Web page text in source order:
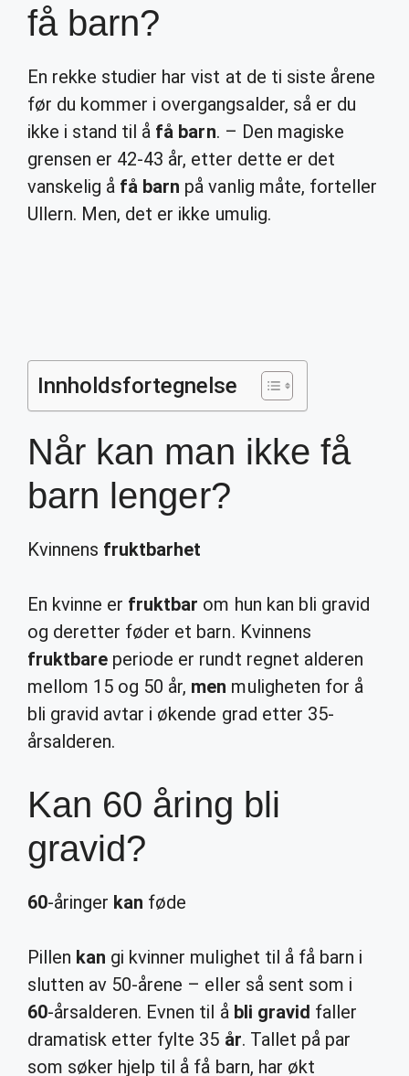
få barn?
En rekke studier har vist at de ti siste årene
før du kommer i overgangsalder, så er du
ikke i stand til å få barn. – Den magiske
grensen er 42-43 år, etter dette er det
vanskelig å få barn på vanlig måte, forteller
Ullern. Men, det er ikke umulig.
Innholdsfortegnelse
Når kan man ikke få
barn lenger?
Kvinnens fruktbarhet
En kvinne er fruktbar om hun kan bli gravid
og deretter føder et barn. Kvinnens
fruktbare periode er rundt regnet alderen
mellom 15 og 50 år, men muligheten for å
bli gravid avtar i økende grad etter 35-
årsalderen.
Kan 60 åring bli
gravid?
60-åringer kan føde
Pillen kan gi kvinner mulighet til å få barn i
slutten av 50-årene – eller så sent som i
60-årsalderen. Evnen til å bli gravid faller
dramatisk etter fylte 35 år. Tallet på par
som søker hjelp til å få barn, har økt